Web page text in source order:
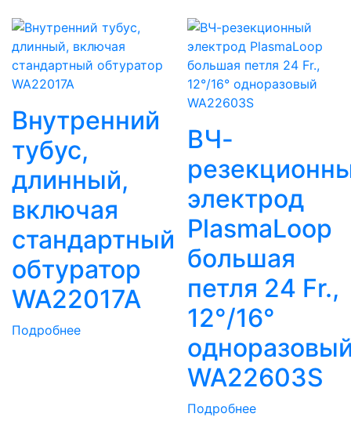
Внутренний
тубус,
длинный,
включая
стандартный
обтуратор
WA22017A
Подробнее
ВЧ-
электрод
PlasmaLoop
большая
петля 24 Fr.,
12°/16°
WA22603S
Подробнее